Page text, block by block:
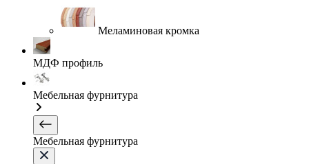
Меламиновая кромка
МДФ профиль
Мебельная фурнитура
Мебельная фурнитура